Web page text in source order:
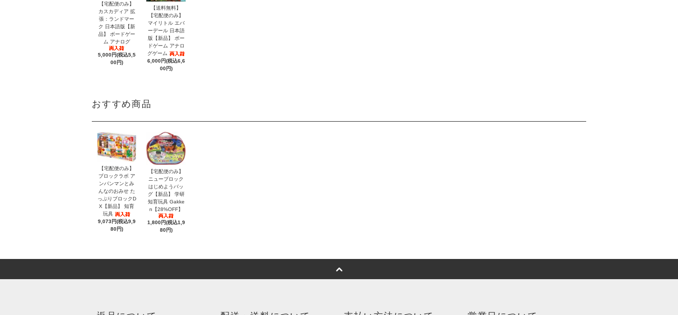
【宅配便のみ】
カスカディア 拡
張：ランドマー
ク 日本語版【新
品】 ボードゲー
ム アナログ
5,000円(税込5,5
00円)
【送料無料】
【宅配便のみ】
マイリトル エバ
ーデール 日本語
版【新品】 ボー
ドゲーム アナロ
グゲーム
6,000円(税込6,6
00円)
おすすめ商品
【宅配便のみ】
ブロックラボ ア
ンパンマンとみ
んなのおみせ た
っぷりブロックD
X【新品】 知育
玩具
9,073円(税込9,9
80円)
【宅配便のみ】
ニューブロック
はじめようバッ
グ【新品】 学研
知育玩具 Gakke
n【28%OFF】
1,800円(税込1,9
80円)